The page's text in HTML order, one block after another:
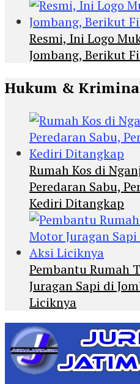
Resmi, Ini Logo
Jombang, Berikut
Hukum &
Rumah Kos di
Peredaran Sabu,
Kediri Ditangkap
Pembantu Rumah
Juragan Sapi di
Liciknya